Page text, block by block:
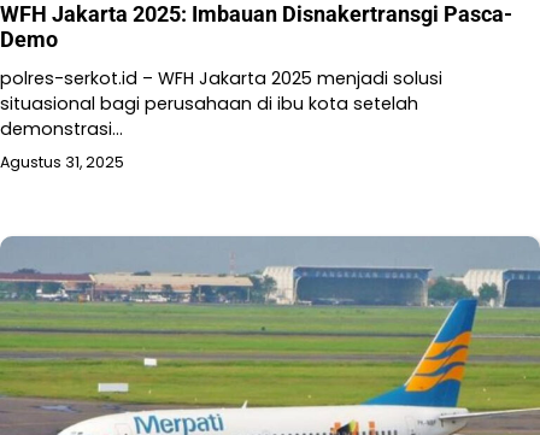
WFH Jakarta 2025: Imbauan Disnakertransgi Pasca-
Demo
polres-serkot.id – WFH Jakarta 2025 menjadi solusi
situasional bagi perusahaan di ibu kota setelah
demonstrasi…
Agustus 31, 2025